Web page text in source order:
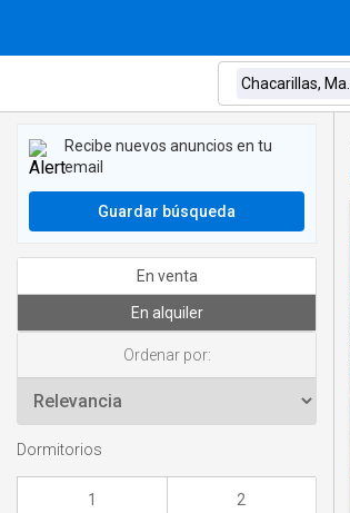
Recibe nuevos anuncios en tu
email
Guardar búsqueda
En venta
En alquiler
Ordenar por:
Dormitorios
1 2